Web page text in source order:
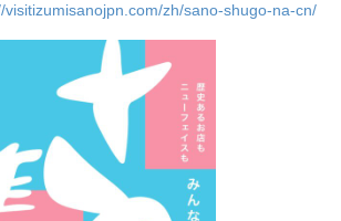
visitizumisanojpn.com/zh/sano-shugo-na-cn/